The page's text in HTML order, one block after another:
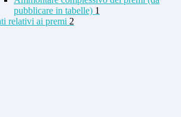
pubblicare in tabelle) 1
relativi ai premi 2